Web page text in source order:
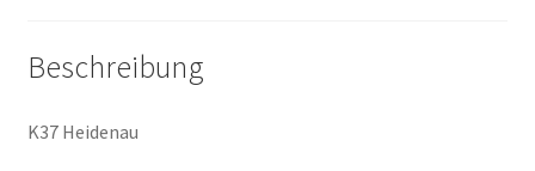
Beschreibung
K37 Heidenau